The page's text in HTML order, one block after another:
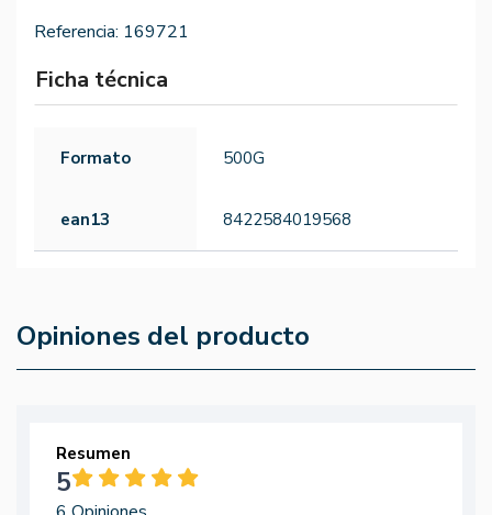
Referencia: 169721
Ficha técnica
Formato 500G
ean13 8422584019568
Opiniones del producto
Resumen
5